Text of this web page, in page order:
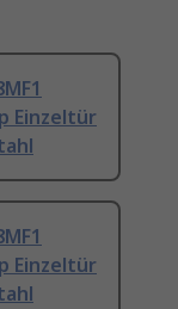
Einzeltür
Einzeltür